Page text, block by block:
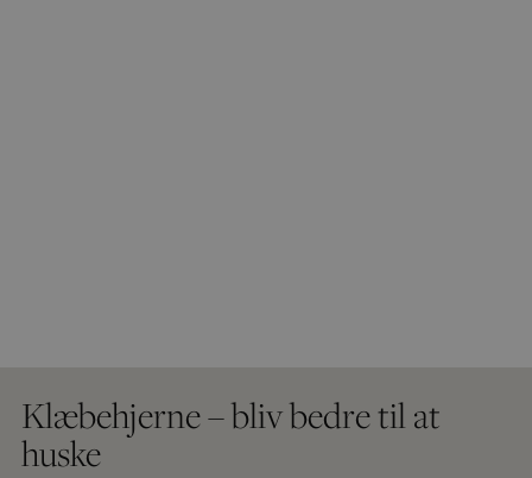
Klæbehjerne – bliv bedre til at
huske